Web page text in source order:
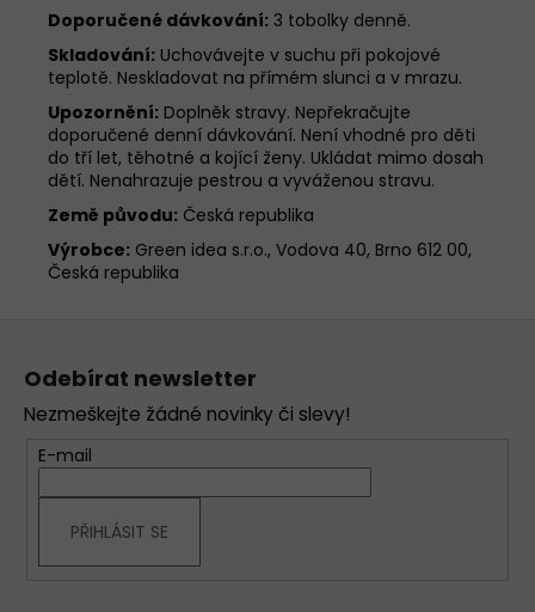
Doporučené dávkování: 3 tobolky denně.
Skladování: Uchovávejte v suchu při pokojové
teplotě. Neskladovat na přímém slunci a v mrazu.
Upozornění: Doplněk stravy. Nepřekračujte
doporučené denní dávkování. Není vhodné pro děti
do tří let, těhotné a kojící ženy. Ukládat mimo dosah
dětí. Nenahrazuje pestrou a vyváženou stravu.
Země původu: Česká republika
Výrobce: Green idea s.r.o., Vodova 40, Brno 612 00,
Česká republika
Odebírat newsletter
Nezmeškejte žádné novinky či slevy!
E-mail
PŘIHLÁSIT SE